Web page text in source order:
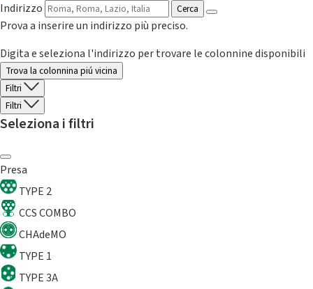
Indirizzo
Cerca
Prova a inserire un indirizzo più preciso.
Digita e seleziona l'indirizzo per trovare le colonnine disponibili
Trova la colonnina piú vicina
Filtri
Filtri
Seleziona i filtri
Presa
TYPE 2
CCS COMBO
CHAdeMO
TYPE 1
TYPE 3A